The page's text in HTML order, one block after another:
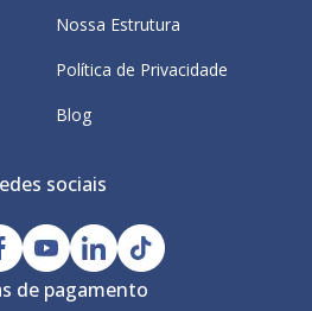
Nossa Estrutura
Política de Privacidade
Blog
sociais
de pagamento